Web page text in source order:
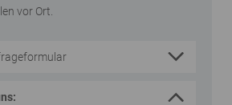
vor Ort.